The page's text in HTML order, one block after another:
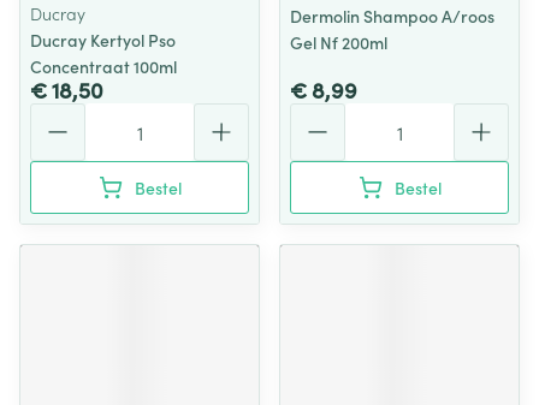
Ducray
Ducray Kertyol Pso
Concentraat 100ml
€ 18,50
Bestel
Dermolin Shampoo A/roos
Gel Nf 200ml
€ 8,99
Bestel